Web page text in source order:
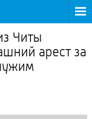
Читы
арест за